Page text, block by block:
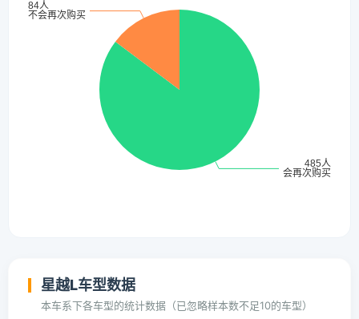
星越L车型数据
本车系下各车型的统计数据（已忽略样本数不足10的车型）